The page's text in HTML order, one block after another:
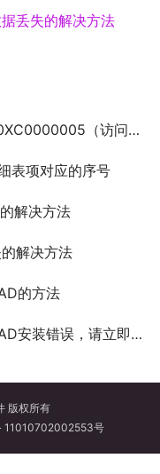
丢失的解决方法
（访问冲突）
表项对应的序号
解决方法
解决方法
的方法
误，请立即重新安装。
版权所有
11010702002553号